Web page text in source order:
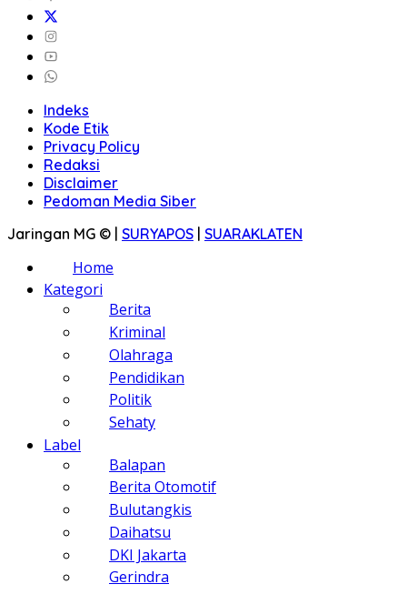
Indeks
Kode Etik
Privacy Policy
Redaksi
Disclaimer
Pedoman Media Siber
Jaringan MG © | SURYAPOS | SUARAKLATEN
Home
Kategori
Berita
Kriminal
Olahraga
Pendidikan
Politik
Sehaty
Label
Balapan
Berita Otomotif
Bulutangkis
Daihatsu
DKI Jakarta
Gerindra